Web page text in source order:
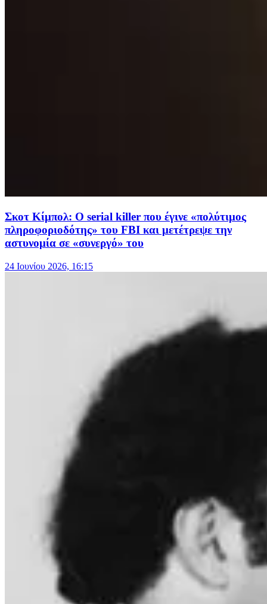
Σκοτ Κίμπολ: Ο serial killer που έγινε «πολύτιμος
πληροφοριοδότης» του FBI και μετέτρεψε την
αστυνομία σε «συνεργό» του
24 Ιουνίου 2026, 16:15